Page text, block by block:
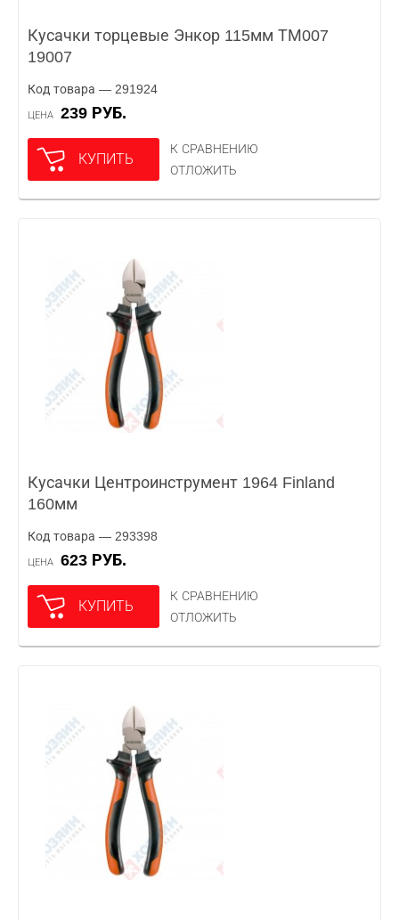
Кусачки торцевые Энкор 115мм ТМ007
19007
Код товара — 291924
ЦЕНА 239 РУБ.
КУПИТЬ
К СРАВНЕНИЮ
ОТЛОЖИТЬ
Кусачки Центроинструмент 1964 Finland
160мм
Код товара — 293398
ЦЕНА 623 РУБ.
КУПИТЬ
К СРАВНЕНИЮ
ОТЛОЖИТЬ